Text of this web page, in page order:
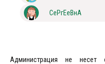
СеРгЕеВнА
Администрация не несет